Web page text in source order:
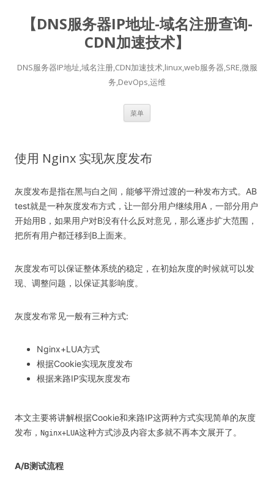
【DNS服务器IP地址-域名注册查询-
CDN加速技术】
DNS服务器IP地址,域名注册,CDN加速技术,linux,web服务器,SRE,微服
务,DevOps,运维
菜单
使用 Nginx 实现灰度发布
灰度发布是指在黑与白之间，能够平滑过渡的一种发布方式。AB
test就是一种灰度发布方式，让一部分用户继续用A，一部分用户
开始用B，如果用户对B没有什么反对意见，那么逐步扩大范围，
把所有用户都迁移到B上面来。
灰度发布可以保证整体系统的稳定，在初始灰度的时候就可以发
现、调整问题，以保证其影响度。
灰度发布常见一般有三种方式:
Nginx+LUA方式
根据Cookie实现灰度发布
根据来路IP实现灰度发布
本文主要将讲解根据Cookie和来路IP这两种方式实现简单的灰度
发布， Nginx+LUA这种方式涉及内容太多就不再本文展开了。
A/B测试流程